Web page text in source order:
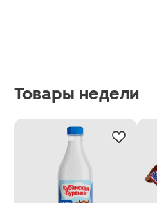
Товары недели